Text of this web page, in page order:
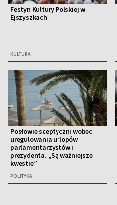
Festyn Kultury Polskiej w
Ejszyszkach
KULTURA
Posłowie sceptyczni wobec
uregulowania urlopów
parlamentarzystów i
prezydenta. „Są ważniejsze
kwestie”
POLITYKA